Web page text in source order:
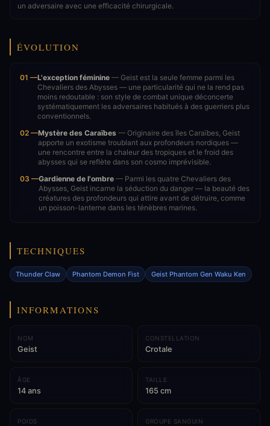
un adversaire avec une efficacité chirurgicale.
ÉVOLUTION
01 —L'exception féminine — Geist est la seule femme parmi les
Chevaliers des Abysses — une particularité qui ne la rend pas
moins redoutable : son style de combat unique déconcerte
systématiquement les adversaires habitués à des guerriers plus
conventionnels.
02 —Mystère des Caraïbes — Originaire des îles Caraïbes, Geist
apporte un exotisme troublant aux profondeurs nordiques —
une rencontre entre la chaleur des tropiques et le froid des
abysses qui se reflète dans son cosmo imprévisible.
03 —Gardienne de l'ombre — Parmi les quatre Chevaliers des
Abysses, Geist incarne la séduction du danger — la beauté des
créatures des profondeurs qui attire avant de détruire, comme
un poisson-lanterne dans les ténèbres marines.
TECHNIQUES
Thunder Claw Phantom Demon Fist Geist Phantom Gen Waku Ken
INFORMATIONS
NOM
Geist
CONSTELLATION
Crotale
ÂGE
14 ans
TAILLE
165 cm
POIDS GROUPE SANGUIN